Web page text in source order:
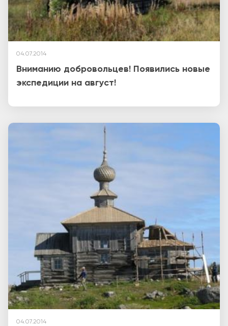
04.07.2014
Вниманию добровольцев! Появились новые
экспедиции на август!
04.07.2014